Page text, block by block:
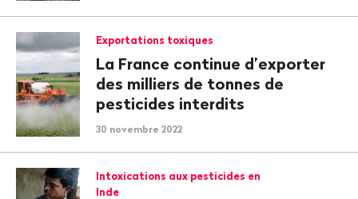
Exportations toxiques
La France continue d’exporter
des milliers de tonnes de
pesticides interdits
30 novembre 2022
Intoxications aux pesticides en
Inde